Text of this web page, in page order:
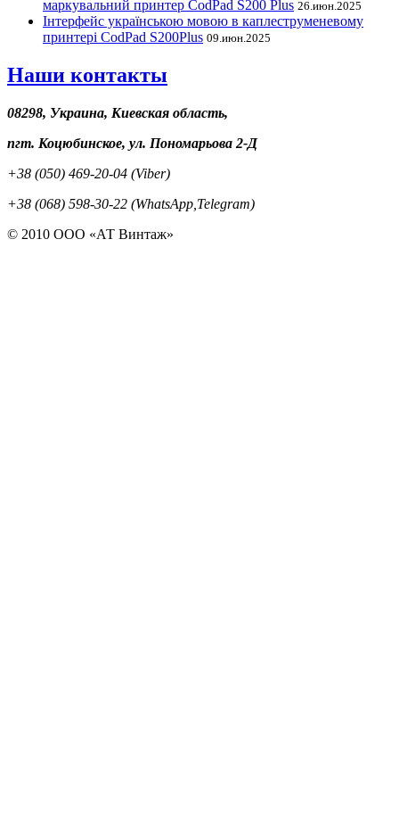
маркувальний принтер CodPad S200 Plus 26.июн.2025
Інтерфейс українською мовою в каплеструменевому
принтері CodPad S200Plus 09.июн.2025
Наши контакты
08298, Украина, Киевская область,
пгт. Коцюбинское, ул. Пономарьова 2-Д
+38 (050) 469-20-04 (Viber)
+38 (068) 598-30-22 (WhatsApp,Telegram)
© 2010 ООО «АТ Винтаж»